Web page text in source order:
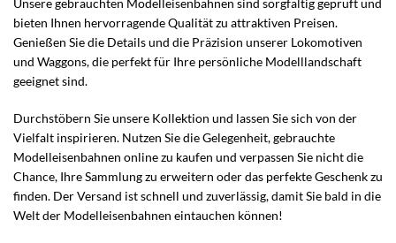
Unsere gebrauchten Modelleisenbahnen sind sorgfältig geprüft und
bieten Ihnen hervorragende Qualität zu attraktiven Preisen.
Genießen Sie die Details und die Präzision unserer Lokomotiven
und Waggons, die perfekt für Ihre persönliche Modelllandschaft
geeignet sind.
Durchstöbern Sie unsere Kollektion und lassen Sie sich von der
Vielfalt inspirieren. Nutzen Sie die Gelegenheit, gebrauchte
Modelleisenbahnen online zu kaufen und verpassen Sie nicht die
Chance, Ihre Sammlung zu erweitern oder das perfekte Geschenk zu
finden. Der Versand ist schnell und zuverlässig, damit Sie bald in die
Welt der Modelleisenbahnen eintauchen können!